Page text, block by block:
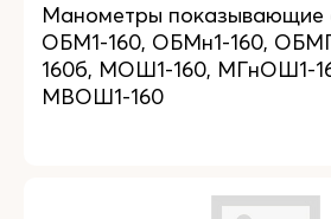
Манометры показывающие
ОБМ1-160, ОБМн1-160,
160б, МОШ1-160, МГнОШ1-
МВОШ1-160